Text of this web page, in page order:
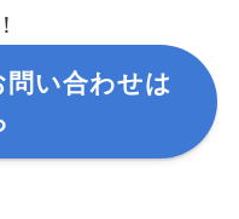
い合わせは